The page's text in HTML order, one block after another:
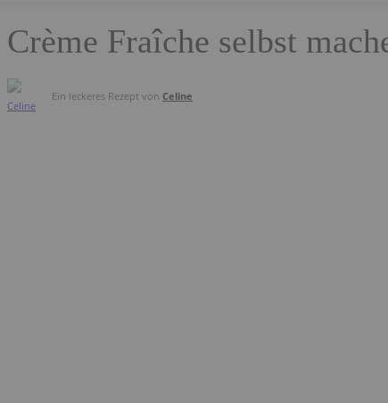
Crème Fraîche selbst
Ein leckeres Rezept von Celine